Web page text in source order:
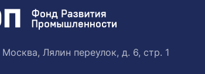
Лялин переулок, д. 6, стр. 1